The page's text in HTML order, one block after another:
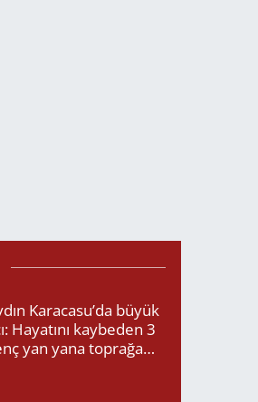
Karacasu’da büyük
Hayatını kaybeden 3
yan yana toprağa